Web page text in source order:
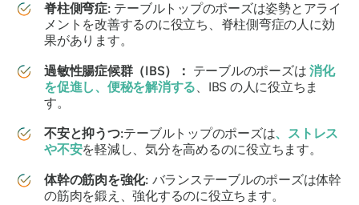
脊柱側弯症: テーブルトップのポーズは姿勢とアライ
メントを改善するのに役立ち、脊柱側弯症の人に効
果があります。
過敏性腸症候群（IBS）： テーブルのポーズは消化
を促進し、便秘を解消する、IBS の人に役立ちま
す。
不安と抑うつ:テーブルトップのポーズは、ストレス
や不安を軽減し、気分を高めるのに役立ちます。
体幹の筋肉を強化: バランステーブルのポーズは体幹
の筋肉を鍛え、強化するのに役立ちます。